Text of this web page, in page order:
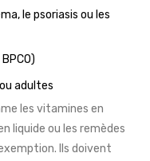
le psoriasis ou les
adultes
les vitamines en
liquide ou les remèdes
Ils doivent